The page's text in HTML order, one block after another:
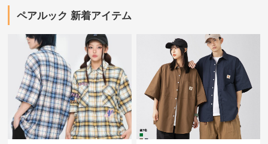
ペアルック 新着アイテム